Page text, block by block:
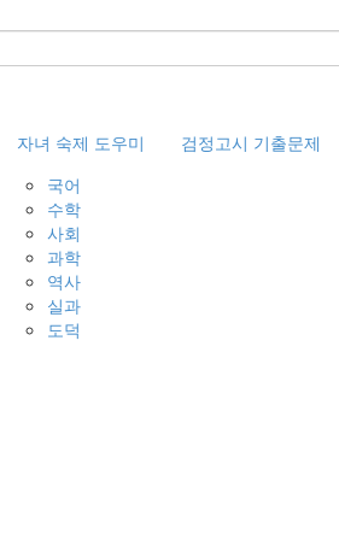
자녀 숙제 도우미
국어
수학
사회
과학
역사
실과
도덕
검정고시 기출문제